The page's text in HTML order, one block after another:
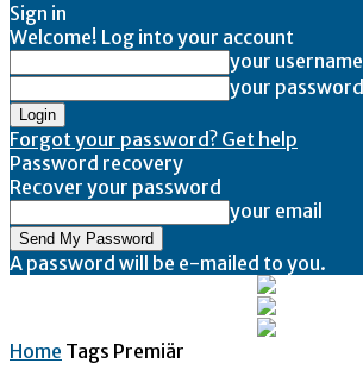
Sign in
Welcome! Log into your account
your username
your password
Forgot your password? Get help
Password recovery
Recover your password
your email
A password will be e-mailed to you.
Home Tags Premiär